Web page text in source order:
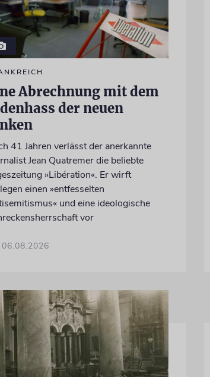
Abrechnung mit dem
der neuen
41 Jahren verlässt der anerkannte
Jean Quatremer die beliebte
»Libération«. Er wirft
einen »entfesselten
und eine ideologische
vor
06.08.2026